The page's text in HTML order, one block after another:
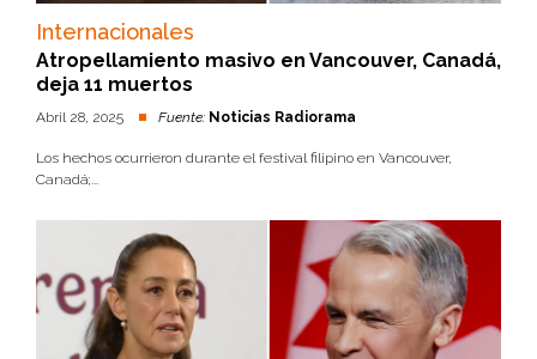
Internacionales
Atropellamiento masivo en Vancouver, Canadá,
deja 11 muertos
Abril 28, 2025 Fuente: Noticias Radiorama
Los hechos ocurrieron durante el festival filipino en Vancouver,
Canadá;...